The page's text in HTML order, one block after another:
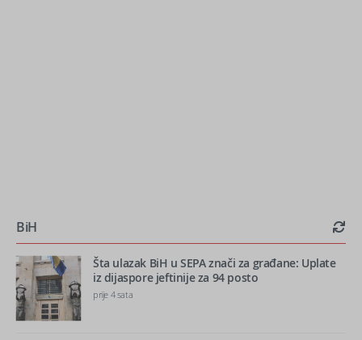
BiH
Šta ulazak BiH u SEPA znači za građane: Uplate
iz dijaspore jeftinije za 94 posto
prije 4 sata